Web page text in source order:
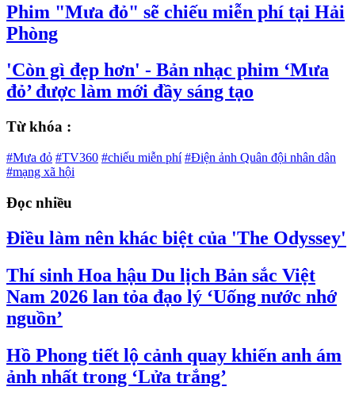
Phim "Mưa đỏ" sẽ chiếu miễn phí tại Hải
Phòng
'Còn gì đẹp hơn' - Bản nhạc phim ‘Mưa
đỏ’ được làm mới đầy sáng tạo
Từ khóa :
#Mưa đỏ #TV360 #chiếu miễn phí #Điện ảnh Quân đội nhân dân
#mạng xã hội
Đọc nhiều
Điều làm nên khác biệt của 'The Odyssey'
Thí sinh Hoa hậu Du lịch Bản sắc Việt
Nam 2026 lan tỏa đạo lý ‘Uống nước nhớ
nguồn’
Hồ Phong tiết lộ cảnh quay khiến anh ám
ảnh nhất trong ‘Lửa trắng’